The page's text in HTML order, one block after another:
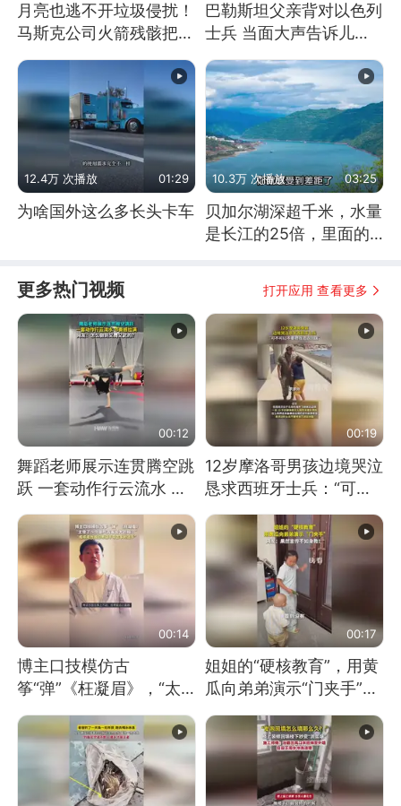
月亮也逃不开垃圾侵扰！
马斯克公司火箭残骸把月
巴勒斯坦父亲背对以色列
士兵 当面大声告诉儿
12.4万 次播放 01:29
为啥国外这么多长头卡车
10.3万 次播放 03:25
贝加尔湖深超千米，水量
是长江的25倍，里面的
更多热门视频 打开应用 查看更多
00:12
舞蹈老师展示连贯腾空跳
跃 一套动作行云流水 节
奏感拉满 网友：怎么做
到又舞又武的？
00:19
12岁摩洛哥男孩边境哭泣
恳求西班牙士兵：“可不
可以不要把我遣返回国”
00:14
博主口技模仿古
筝“弹”《枉凝眉》，“太
像了～你是吃古筝长大的
吗？”“或将成为首位考级
不带古筝的选手。”（来
源：新华每日电讯）
00:17
姐姐的“硬核教育”，用黄
瓜向弟弟演示“门夹手”，
网友：果然言传不如身
教！